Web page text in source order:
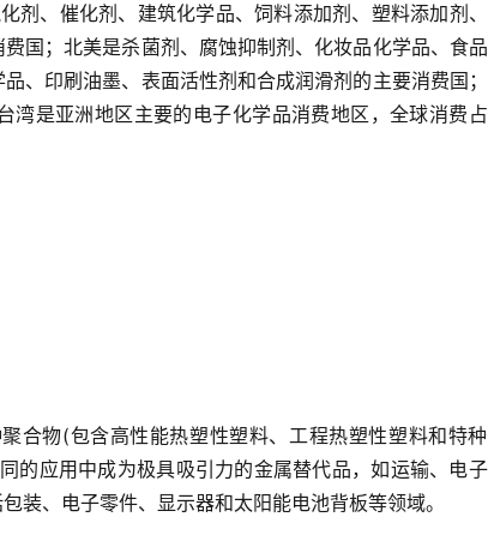
剂、催化剂、建筑化学品、饲料添加剂、塑料添加剂
国；北美是杀菌剂、腐蚀抑制剂、化妆品化学品、食
、印刷油墨、表面活性剂和合成润滑剂的主要消费国
湾是亚洲地区主要的电子化学品消费地区，全球消费
合物(包含高性能热塑性塑料、工程热塑性塑料和特
应用中成为极具吸引力的金属替代品，如运输、电子
装、电子零件、显示器和太阳能电池背板等领域。